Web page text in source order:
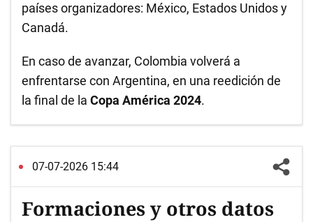
países organizadores: México, Estados Unidos y
Canadá.
En caso de avanzar, Colombia volverá a
enfrentarse con Argentina, en una reedición de
la final de la Copa América 2024.
07-07-2026 15:44
Formaciones y otros datos